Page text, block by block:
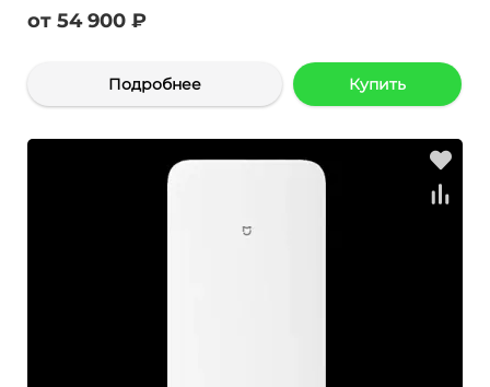
от 54 900 ₽
Подробнее Купить